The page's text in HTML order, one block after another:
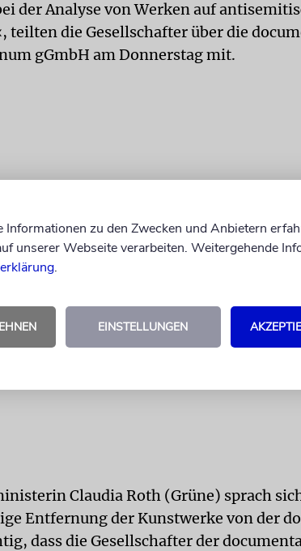
der Analyse von Werken auf
teilten die Gesellschafter über die
gGmbH am Donnerstag mit.
Claudia Roth (Grüne) sprach
Entfernung der Kunstwerke von der
dass die Gesellschafter der
Informationen zu den Zwecken und Anbietern
unserer Webseite verarbeiten. Weitergehende
.
EINSTELLUNGEN